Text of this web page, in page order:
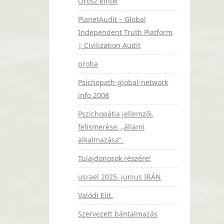
PlanetAudit – Global
Independent Truth Platform
| Civilization Audit
proba
Psichopath-global-network
info 2008
Pszichopátia jellemzői,
felismerése, „állami
alkalmazása”.
Tulajdonosok részére!
usrael 2025. junius IRÁN
Valódi Elit.
Szervezett bántalmazás